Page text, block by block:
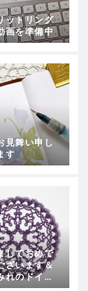
ットリング
画を準備中
見舞い申し
す
しておめで
ざいます＆
れのドイリ
きました